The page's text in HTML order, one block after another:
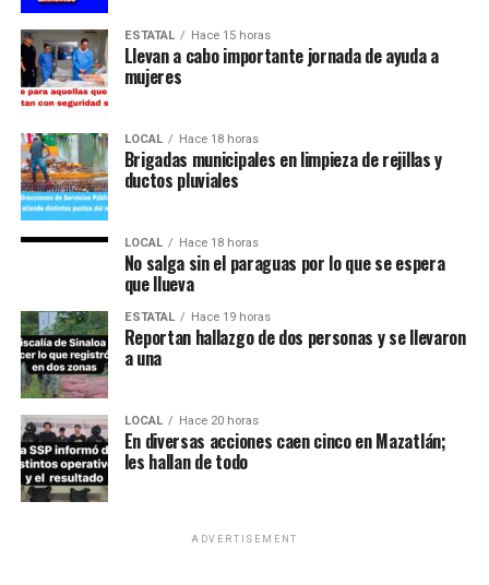
ESTATAL Hace 15 horas
Llevan a cabo importante jornada de ayuda a
mujeres
LOCAL Hace 18 horas
Brigadas municipales en limpieza de rejillas y
ductos pluviales
LOCAL Hace 18 horas
No salga sin el paraguas por lo que se espera
que llueva
ESTATAL Hace 19 horas
Reportan hallazgo de dos personas y se llevaron
a una
LOCAL Hace 20 horas
En diversas acciones caen cinco en Mazatlán;
les hallan de todo
ADVERTISEMENT